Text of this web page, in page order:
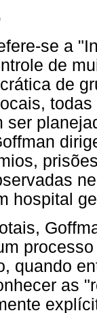
se a
de
de
ser
hospital
quando
as